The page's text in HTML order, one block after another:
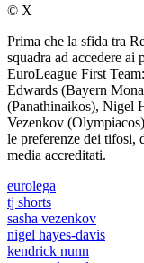
© X
Prima che la sfida tra
squadra ad accedere
EuroLeague First
Edwards (Bayern
(Panathinaikos), Nigel
Vezenkov
le preferenze dei tifosi,
media accreditati.
eurolega
tj shorts
sasha vezenkov
nigel hayes-davis
kendrick nunn